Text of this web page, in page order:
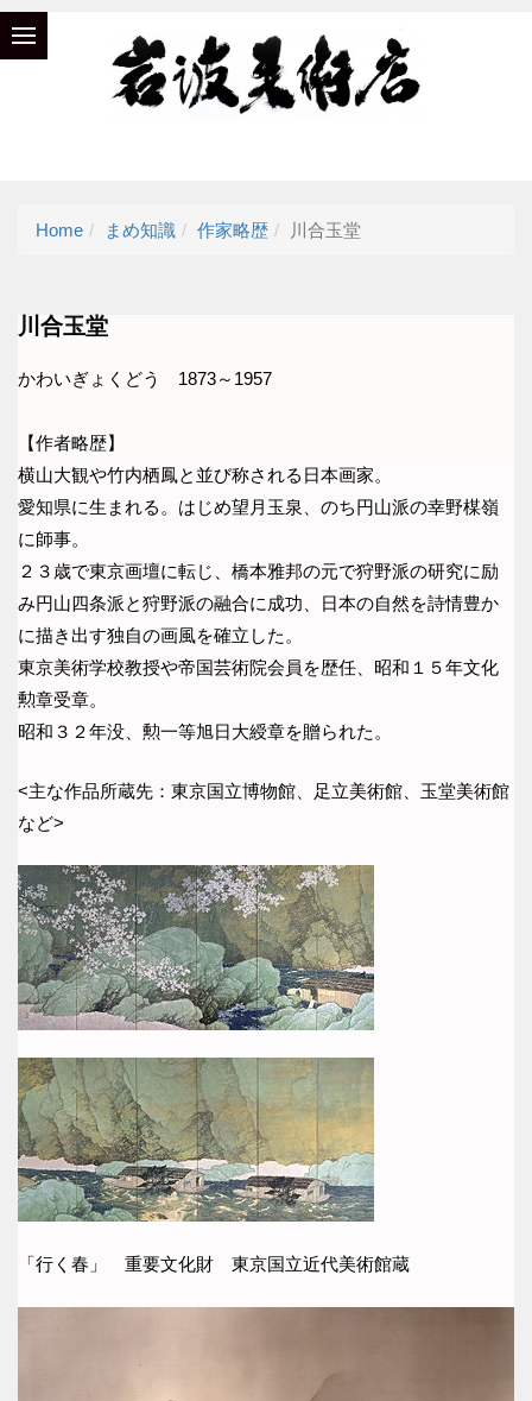
Home まめ知識 作家略歴 川合玉堂
川合玉堂
かわいぎょくどう 1873～1957
【作者略歴】
横山大観や竹内栖鳳と並び称される日本画家。
愛知県に生まれる。はじめ望月玉泉、のち円山派の幸野楳嶺
に師事。
２３歳で東京画壇に転じ、橋本雅邦の元で狩野派の研究に励
み円山四条派と狩野派の融合に成功、日本の自然を詩情豊か
に描き出す独自の画風を確立した。
東京美術学校教授や帝国芸術院会員を歴任、昭和１５年文化
勲章受章。
昭和３２年没、勲一等旭日大綬章を贈られた。
<主な作品所蔵先：東京国立博物館、足立美術館、玉堂美術館
など>
「行く春」 重要文化財 東京国立近代美術館蔵